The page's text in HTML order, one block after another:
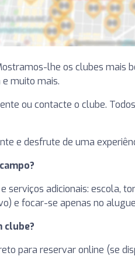
lhe os clubes mais
e muito mais.
ou contacte o clube.
e desfrute de uma
adicionais: escola,
e focar-se apenas no
clube?
para reservar online (se